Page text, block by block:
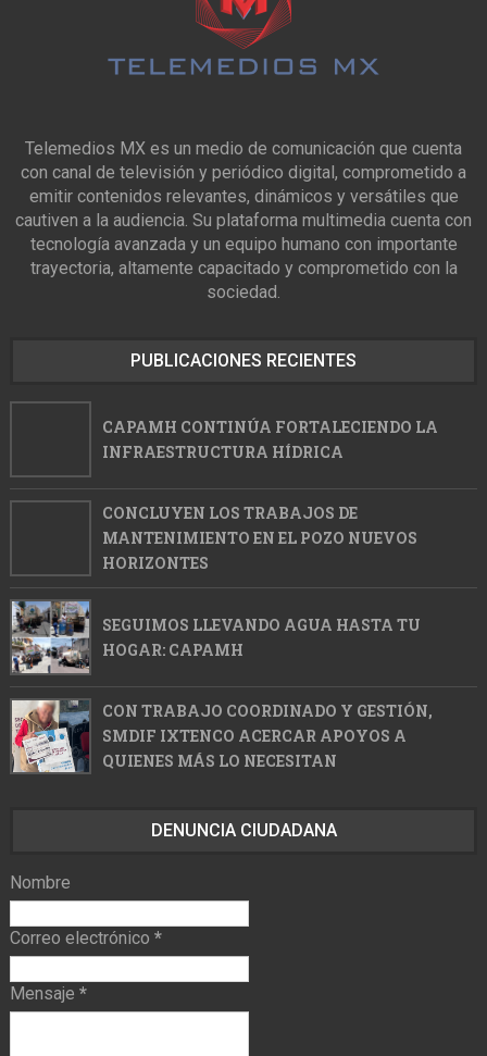
Telemedios MX es un medio de comunicación que cuenta
con canal de televisión y periódico digital, comprometido a
emitir contenidos relevantes, dinámicos y versátiles que
cautiven a la audiencia. Su plataforma multimedia cuenta con
tecnología avanzada y un equipo humano con importante
trayectoria, altamente capacitado y comprometido con la
sociedad.
PUBLICACIONES RECIENTES
CAPAMH CONTINÚA FORTALECIENDO LA
INFRAESTRUCTURA HÍDRICA
CONCLUYEN LOS TRABAJOS DE
MANTENIMIENTO EN EL POZO NUEVOS
HORIZONTES
SEGUIMOS LLEVANDO AGUA HASTA TU
HOGAR: CAPAMH
CON TRABAJO COORDINADO Y GESTIÓN,
SMDIF IXTENCO ACERCAR APOYOS A
QUIENES MÁS LO NECESITAN
DENUNCIA CIUDADANA
Nombre
Correo electrónico *
Mensaje *